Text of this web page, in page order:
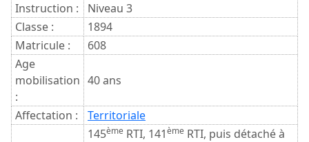
Instruction :
Niveau 3
Classe :
1894
Matricule :
608
Age
mobilisation
:
40 ans
Affectation : Territoriale
145ème RTI, 141ème RTI, puis détaché à